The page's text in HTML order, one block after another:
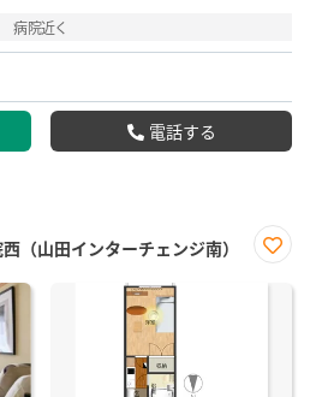
病院近く
電話する
（山田インターチェンジ南）
に入